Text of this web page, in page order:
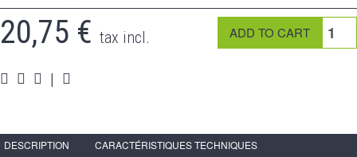
Espace PRO
20,75 € tax incl.
|
DESCRIPTION
CARACTÉRISTIQUES TECHNIQUES